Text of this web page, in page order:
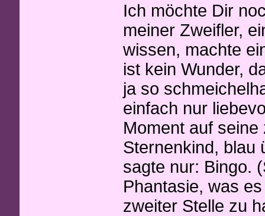
Ich möchte Dir
meiner Zweifler,
wissen, machte
ist kein Wunder,
ja so
einfach nur
Moment auf
Sternenkind, blau
sagte nur: Bingo.
Phantasie, was
zweiter Stelle zu